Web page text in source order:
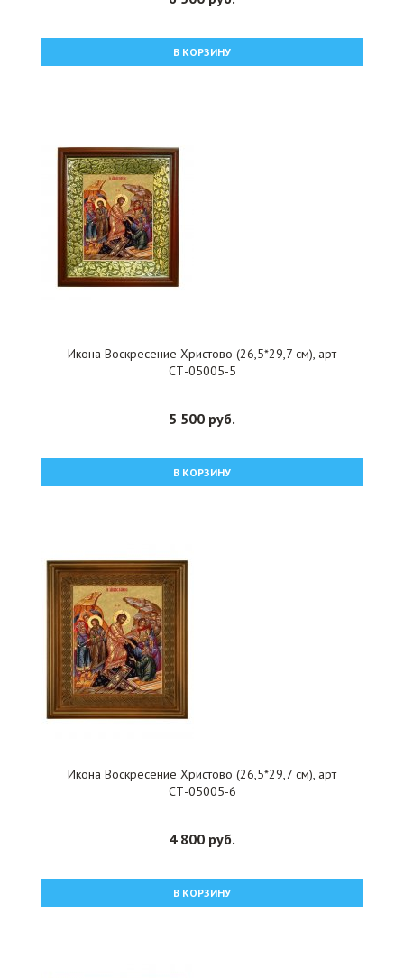
В КОРЗИНУ
Икона Воскресение Христово (26,5*29,7 см), арт
СТ-05005-5
5 500 руб.
В КОРЗИНУ
Икона Воскресение Христово (26,5*29,7 см), арт
СТ-05005-6
4 800 руб.
В КОРЗИНУ